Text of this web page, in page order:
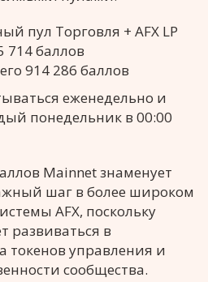
пул Торговля + AFX LP
714 баллов
914 286 баллов
еженедельно и
понедельник в 00:00
Mainnet знаменует
шаг в более широком
AFX, поскольку
развиваться в
токенов управления и
сообщества.